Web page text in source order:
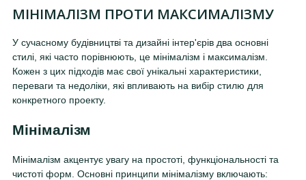
МІНІМАЛІЗМ ПРОТИ МАКСИМАЛІЗМУ
У сучасному будівництві та дизайні інтер'єрів два основні
стилі, які часто порівнюють, це мінімалізм і максималізм.
Кожен з цих підходів має свої унікальні характеристики,
переваги та недоліки, які впливають на вибір стилю для
конкретного проекту.
Мінімалізм
Мінімалізм акцентує увагу на простоті, функціональності та
чистоті форм. Основні принципи мінімалізму включають: